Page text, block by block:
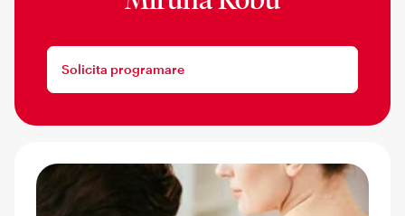
Solicita programare